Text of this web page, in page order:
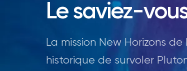
Le saviez-
La mission New Horizons
historique de survoler